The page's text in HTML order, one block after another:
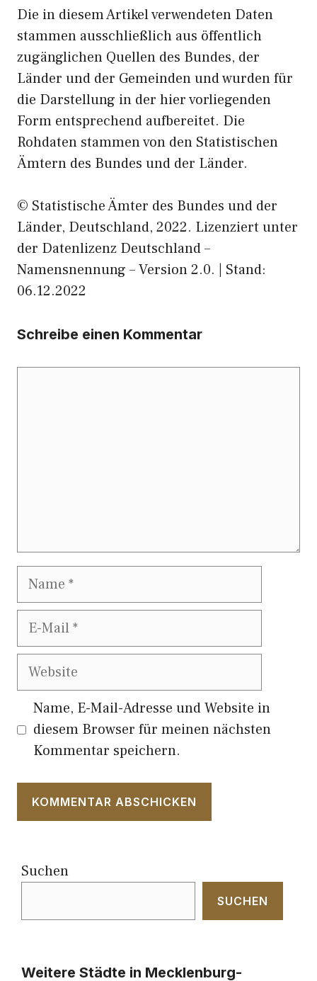
Die in diesem Artikel verwendeten Daten
stammen ausschließlich aus öffentlich
zugänglichen Quellen des Bundes, der
Länder und der Gemeinden und wurden für
die Darstellung in der hier vorliegenden
Form entsprechend aufbereitet. Die
Rohdaten stammen von den Statistischen
Ämtern des Bundes und der Länder.
© Statistische Ämter des Bundes und der
Länder, Deutschland, 2022. Lizenziert unter
der Datenlizenz Deutschland –
Namensnennung – Version 2.0. | Stand:
06.12.2022
Schreibe einen Kommentar
Name
E-
Website
Name, E-Mail-Adresse und Website in
diesem Browser für meinen nächsten
Kommentar speichern.
Suchen
SUCHEN
Weitere Städte in Mecklenburg-